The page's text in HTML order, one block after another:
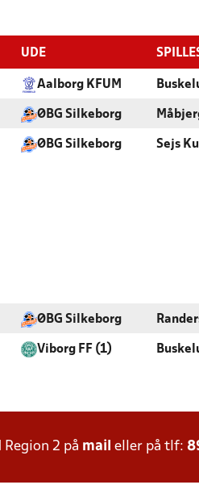
UDE
Aalborg KFUM
ØBG Silkeborg
ØBG Silkeborg Sejs
ØBG Silkeborg
Viborg FF (1)
2 på mail eller på tlf: